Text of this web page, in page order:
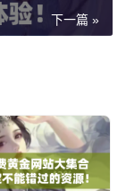
下一篇 »